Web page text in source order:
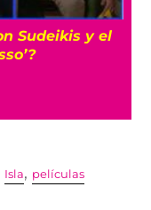
para los
Weaving
Isla, películas